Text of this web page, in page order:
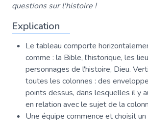
questions sur l'histoire !
Explication
Le tableau comporte
comme : la Bible, l'historique, les
personnages de l'histoire, Dieu.
toutes les colonnes : des
points dessus, dans lesquelles il y
en relation avec le sujet de la
Une équipe commence et choisit